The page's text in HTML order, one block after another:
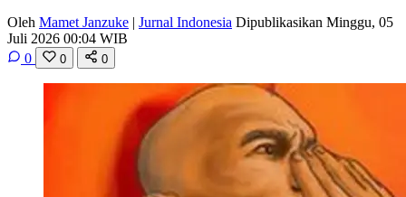
Oleh Mamet Janzuke | Jurnal Indonesia Dipublikasikan Minggu, 05
Juli 2026 00:04 WIB
0
0 0